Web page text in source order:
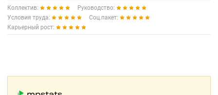
Коллектив:
Руководство:
Условия труда:
Соц.пакет:
Карьерный рост: